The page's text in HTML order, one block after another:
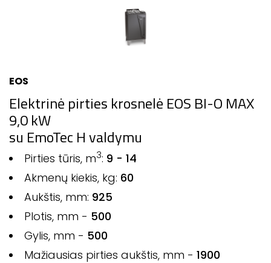
EOS
Elektrinė pirties krosnelė EOS BI-O MAX
9,0 kW
su EmoTec H valdymu
Pirties tūris, m3: 9 - 14
Akmenų kiekis, kg: 60
Aukštis, mm: 925
Plotis, mm - 500
Gylis, mm - 500
Mažiausias pirties aukštis, mm - 1900